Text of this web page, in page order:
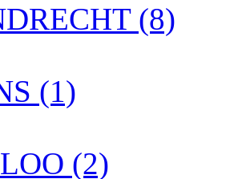
(8)
(1)
(2)